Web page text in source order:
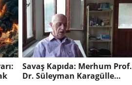
Savaş Kapıda: Merhum Prof.
Dr. Süleyman Karagülle